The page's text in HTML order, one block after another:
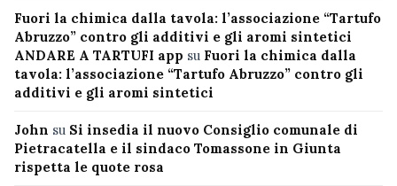
Fuori la chimica dalla tavola: l’associazione “Tartufo
Abruzzo” contro gli additivi e gli aromi sintetici
ANDARE A TARTUFI app su Fuori la chimica dalla
tavola: l’associazione “Tartufo Abruzzo” contro gli
additivi e gli aromi sintetici
John su Si insedia il nuovo Consiglio comunale di
Pietracatella e il sindaco Tomassone in Giunta
rispetta le quote rosa